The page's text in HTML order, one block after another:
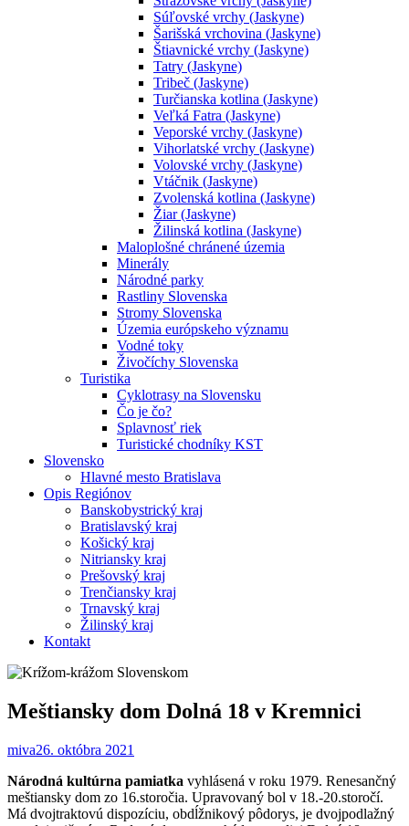
Súľovské vrchy (Jaskyne)
Šarišská vrchovina (Jaskyne)
Štiavnické vrchy (Jaskyne)
Tatry (Jaskyne)
Tribeč (Jaskyne)
Turčianska kotlina (Jaskyne)
Veľká Fatra (Jaskyne)
Veporské vrchy (Jaskyne)
Vihorlatské vrchy (Jaskyne)
Volovské vrchy (Jaskyne)
Vtáčnik (Jaskyne)
Zvolenská kotlina (Jaskyne)
Žiar (Jaskyne)
Žilinská kotlina (Jaskyne)
Maloplošné chránené územia
Minerály
Národné parky
Rastliny Slovenska
Stromy Slovenska
Územia európskeho významu
Vodné toky
Živočíchy Slovenska
Turistika
Cyklotrasy na Slovensku
Čo je čo?
Splavnosť riek
Turistické chodníky KST
Slovensko
Hlavné mesto Bratislava
Opis Regiónov
Banskobystrický kraj
Bratislavský kraj
Košický kraj
Nitriansky kraj
Prešovský kraj
Trenčiansky kraj
Trnavský kraj
Žilinský kraj
Kontakt
Meštiansky dom Dolná 18 v Kremnici
miva26. októbra 2021
Národná kultúrna pamiatka vyhlásená v roku 1979. Renesančný
meštiansky dom zo 16.storočia. Upravovaný bol v 18.-20.storočí.
Má dvojtraktovú dispozíciu, obdĺžnikový pôdorys, je dvojpodlažný